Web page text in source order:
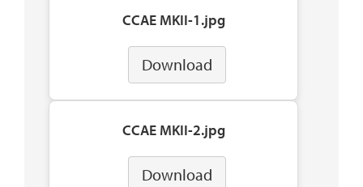
CCAE MKII-1.jpg
Download
CCAE MKII-2.jpg
Download